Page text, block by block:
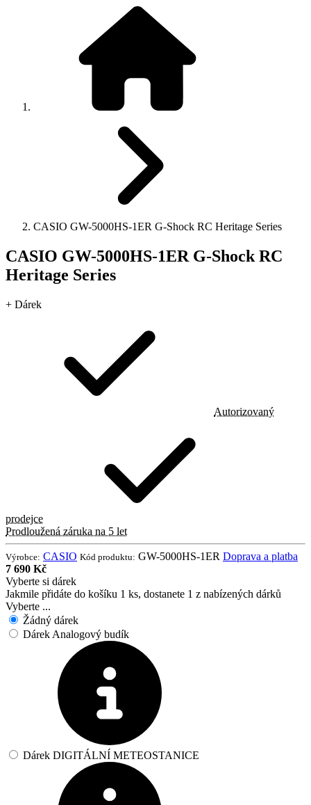
CASIO GW-5000HS-1ER G-Shock RC Heritage Series
CASIO GW-5000HS-1ER G-Shock RC
Heritage Series
+ Dárek
Autorizovaný
prodejce
Prodloužená záruka na 5 let
Výrobce: CASIO Kód produktu: GW-5000HS-1ER Doprava a platba
7 690 Kč
Vyberte si dárek
Jakmile přidáte do košíku 1 ks, dostanete 1 z nabízených dárků
Vyberte ...
Žádný dárek
Dárek Analogový budík
Dárek DIGITÁLNÍ METEOSTANICE